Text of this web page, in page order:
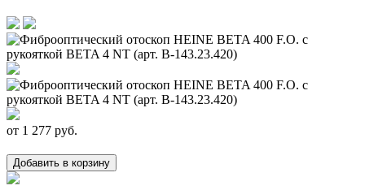
от 1 277 руб.
Добавить в корзину